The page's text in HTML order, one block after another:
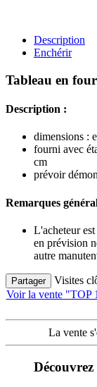
Description
Enchérir
Tableau en
Description :
dimensions :
fourni avec
cm
prévoir
Remarques
L'acheteur
en prévision
autre
Partager Visites
Voir la vente "TOP
La vente